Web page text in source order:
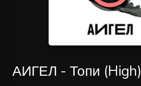
АИГЕЛ - Топи (High)